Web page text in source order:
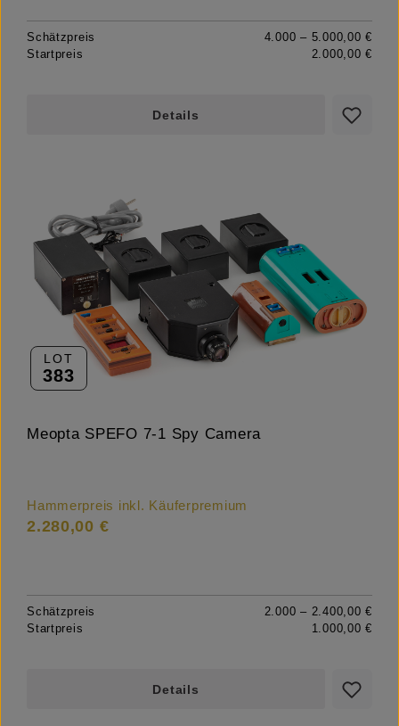
Schätzpreis
4.000 – 5.000,00 €
Startpreis
2.000,00 €
Details
LOT
383
Meopta SPEFO 7-1 Spy Camera
Hammerpreis inkl. Käuferpremium
2.280,00 €
Schätzpreis
2.000 – 2.400,00 €
Startpreis
1.000,00 €
Details